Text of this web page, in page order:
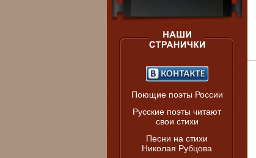
Поющие поэты России
Русские поэты читают
свои стихи
Песни на стихи
Николая Рубцова